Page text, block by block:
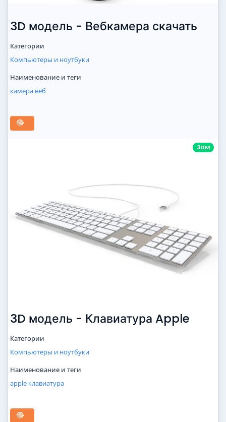
3D модель - Вебкамера скачать
Категории
Компьютеры и ноутбуки
Наименование и теги
камера веб
3DM
3D модель - Клавиатура Apple
Категории
Компьютеры и ноутбуки
Наименование и теги
apple клавиатура